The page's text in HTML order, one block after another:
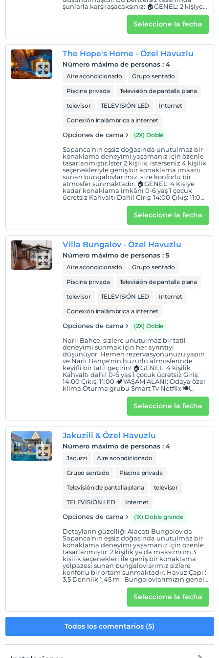
Villabungalov ) odalarımızda kapalı havuz mevcuttur.
İşletmemizde Ala Carte Restoran mevcut değildir.
Tesis içerisinde 5 farklı modelde konaklama yeri
mevcuttur.
Ubicación
Tesis, Sakarya Sapanca'da konumlanmaktadır. Hastaneye
3,5 km, en yakın market 2,5 km, Sapanca Sahil şeridi 3
km, Kırkpınar Sahili 2 km, en yakın restoran 500 m, AVM
Orman Park 16 km, Sapanca Gölü'ne 300 m mesafededir.
Narlı bahçe Bungalov, araçla Sapanca sahili ve çarşı
merkezine 5 dakika, Kırkpınar Sahili’ne ise 3 dakika
Mostrar en el
mapa
Políticas del hotel
Entrada
Después de 14:00
Antes de las 11:30
Mascotas no permitidas
Áreas para fumar
Hay áreas para fumadores disponibles.
Los bebés menores de 2 no pagan
1 niño(s) hasta la edad de 12 por habitación no se cobra
şunlarla karşılaşacaksınız: 🏠GENEL: 2 kişiye
kadar konaklama imkanı 0-6 yaş 1 çocuk
buzdolabı Mutfak gereçleri Kettle Çaycı 🛏
🏊🏻‍♂️EĞLENCE: Özel havuz ( Havuzunda
Isıtma Yoktur ) 🍀BAHÇE: Dağ manzarası
Veranda- Avlu Barbekü imkanı
Seleccione la fecha
The Hope's Home - Özel Havuzlu
Número máximo de personas : 4
Aire acondicionado
Grupo sentado
Piscina privada
Televisión de pantalla plana
televisor
TELEVISIÓN LED
Internet
Conexión inalámbrica a internet
Opciones de cama (2X) Doble
Sapanca'nın eşsiz doğasında unutulmaz bir
konaklama deneyimi yaşamanız için özenle
tasarlanmıştır.İster 2 kişilik, isterseniz 4 kişilik
seçenekleriyle geniş bir konaklama imkanı
sunan bungalovlarımız, size konforlu bir
atmosfer sunmaktadır. 🏠GENEL: 4 Kişiye
kadar konaklama imkânı 0-6 yaş 1 çocuk
ücretsiz Kahvaltı Dahil Giriş: 14:00 Çıkış: 11:00
🏕YAŞAM ALANI: Oturma grubu Klima Smart
içerisinde mutfak araç ve gereçleri
YATAK ODASI: Loft katta 1 adet çift kişilik
🏊🏻‍♂️EĞLENCE: Özel havuz 🍀BAHÇE: Barbekü
imkânı Oturma grubu ve ateş kazanı Özel
otopark
Seleccione la fecha
Villa Bungalov - Özel Havuzlu
Número máximo de personas : 5
Aire acondicionado
Grupo sentado
Piscina privada
Televisión de pantalla plana
televisor
TELEVISIÓN LED
Internet
Conexión inalámbrica a internet
Opciones de cama (2X) Doble
Narlı Bahçe, sizlere unutulmaz bir tatil
deneyimi sunmak için her ayrıntıyı
düşünüyor. Hemen rezervasyonunuzu yapın
ve Narlı Bahçe'nin huzurlu atmosferinde
keyifli bir tatil geçirin! 🏠GENEL: 4 kişilik
Kahvaltı dahil 0-6 yaş 1 çocuk ücretsiz Giriş:
14:00 Çıkış: 11:00 🏕YAŞAM ALANI: Odaya özel
klima Oturma grubu Smart Tv Netflix 🍽
MUTFAK: Mini buzdolabı Mini mutffak Kettle
grubu
Seleccione la fecha
Jakuzili & Özel Havuzlu
Número máximo de personas : 4
Jacuzzi
Aire acondicionado
Grupo sentado
Piscina privada
Televisión de pantalla plana
televisor
TELEVISIÓN LED
Internet
Opciones de cama (1X) Doble grande
Detayların güzelliği Alaçatı Bungalov'da
Sapanca'nın eşsiz doğasında unutulmaz bir
konaklama deneyimi yaşamanız için özenle
tasarlanmıştır. 2 kişilik ya da maksimum 3
kişilik seçenekleri ile geniş bir konaklama
yelpazesi sunan bungalovlarımız sizlere
konforlu bir ortam sunmaktadır. Havuz Çapı :
3,5 Derinlik 1,45 m . Bungalovlarımızın genel
özellikleri şu şekildedir ; 3 Kişiye kadar
konaklama imkânı, 0-6 yaş 1 çocuk ücretsiz ,
Isınma : Kalorifer sistemi ile sağlanmaktadır.
YAŞAM ALANI: Oturma grubu, Klima, Smart
Tv , Döküm şömine soba MUTFAK: Mutfak
mevcuttur. Mini Buzdolabı YATAK ODASI: 1
Seleccione la fecha
Todos los comentarios (5)